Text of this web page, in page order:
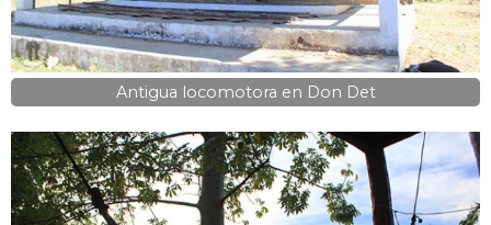
Antigua locomotora en Don Det